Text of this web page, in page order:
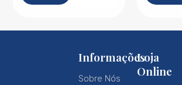
Informações
Sobre Nós
Loja
Online